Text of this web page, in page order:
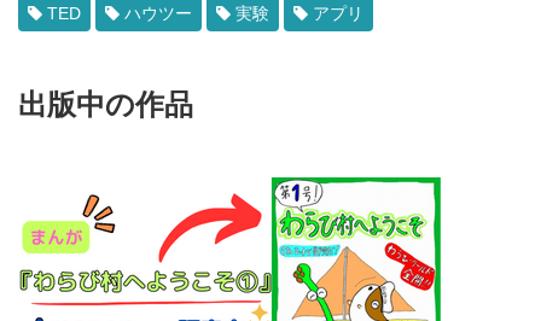
TED ハウツー 実験 アプリ
出版中の作品